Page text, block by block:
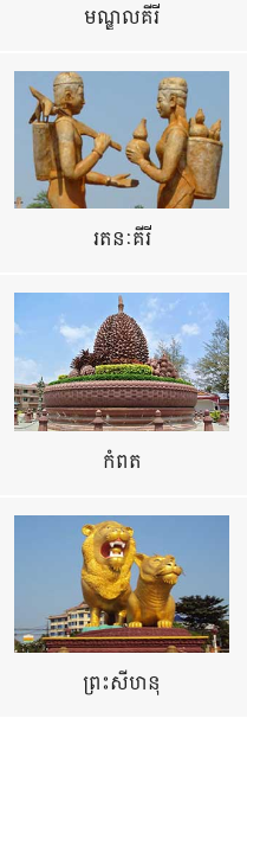
មណ្ឌលគីរី
រតនៈគីរី
កំពត
ព្រះសីហនុ